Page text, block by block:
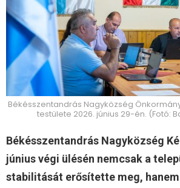
Békésszentandrás Nagyközség
testülete 2026. június 29-én. (Fotó:
Békésszentandrás Nagyközség
június végi ülésén nemcsak a
stabilitását erősítette meg,